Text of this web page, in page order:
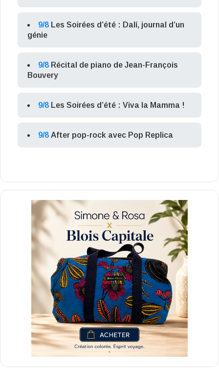
9/8 Les Soirées d’été : Dalí, journal d’un
génie
9/8 Récital de piano de Jean-François
Bouvery
9/8 Les Soirées d’été : Viva la Mamma !
9/8 After pop-rock avec Pop Replica